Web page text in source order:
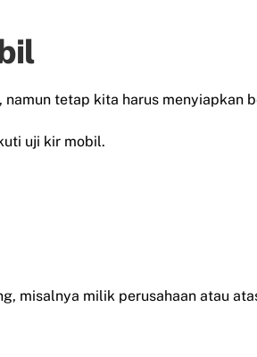
tetap kita harus menyiapkan
uji kir mobil.
misalnya milik perusahaan atau